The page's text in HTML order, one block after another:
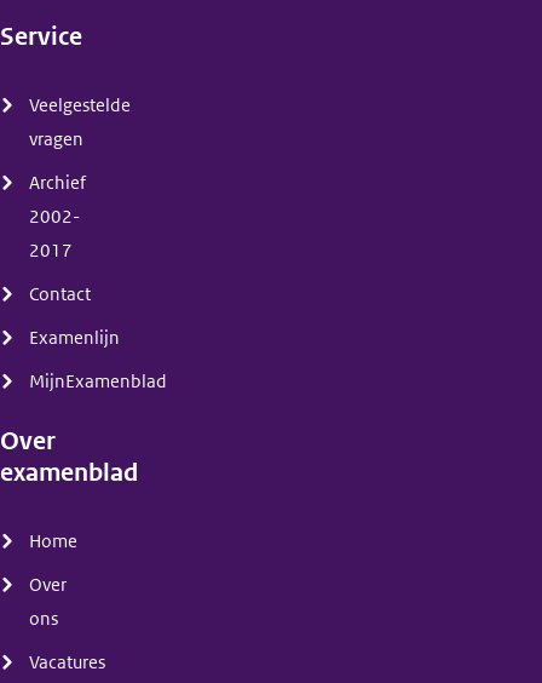
Service
Veelgestelde
vragen
Archief
2002-
2017
Contact
Examenlijn
MijnExamenblad
Over
examenblad
Home
Over
ons
Vacatures